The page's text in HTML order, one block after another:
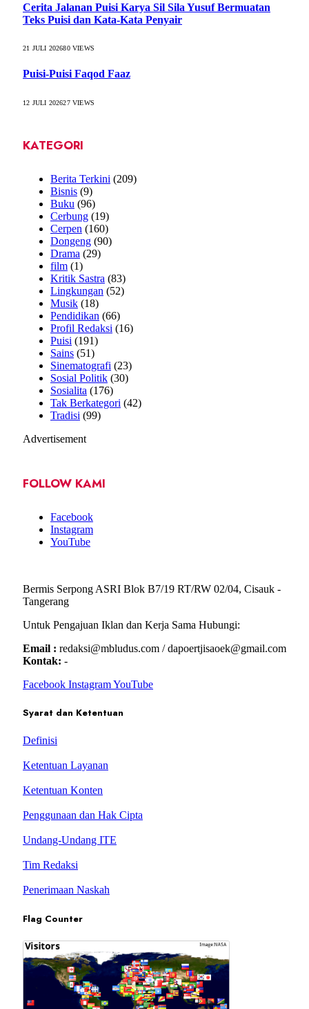
Cerita Jalanan Puisi Karya Sil Sila Yusuf Bermuatan
Teks Puisi dan Kata-Kata Penyair
21 JULI 202680VIEWS
Puisi-Puisi Faqod Faaz
12 JULI 202627VIEWS
KATEGORI
Berita Terkini (209)
Bisnis (9)
Buku (96)
Cerbung (19)
Cerpen (160)
Dongeng (90)
Drama (29)
film (1)
Kritik Sastra (83)
Lingkungan (52)
Musik (18)
Pendidikan (66)
Profil Redaksi (16)
Puisi (191)
Sains (51)
Sinematografi (23)
Sosial Politik (30)
Sosialita (176)
Tak Berkategori (42)
Tradisi (99)
Advertisement
FOLLOW KAMI
Facebook
Instagram
YouTube
Bermis Serpong ASRI Blok B7/19 RT/RW 02/04, Cisauk -
Tangerang
Untuk Pengajuan Iklan dan Kerja Sama Hubungi:
Email : redaksi@mbludus.com / dapoertjisaoek@gmail.com
Kontak: -
Facebook InstagramYouTube
Syarat dan Ketentuan
Definisi
Ketentuan Layanan
Ketentuan Konten
Penggunaan dan Hak Cipta
Undang-Undang ITE
Tim Redaksi
Penerimaan Naskah
Flag Counter